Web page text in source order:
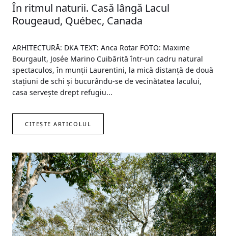
În ritmul naturii. Casă lângă Lacul
Rougeaud, Québec, Canada
ARHITECTURĂ: DKA TEXT: Anca Rotar FOTO: Maxime
Bourgault, Josée Marino Cuibărită într-un cadru natural
spectaculos, în munții Laurentini, la mică distanță de două
stațiuni de schi și bucurându-se de vecinătatea lacului,
casa servește drept refugiu...
CITEȘTE ARTICOLUL